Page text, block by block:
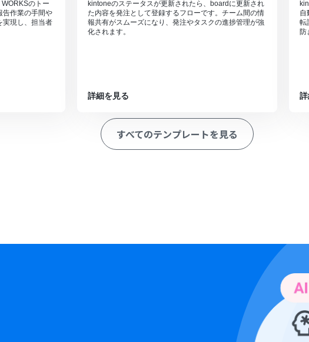
のトー
告作業の手間や
実現し、担当者
kintoneのステータスが更新されたら、boardに更新され
た内容を発注として登録するフローです。チーム間の情
報共有がスムーズになり、発注やタスクの進捗管理が強
化されます。
詳細を見る
自
転
防
すべてのテンプレートを見る